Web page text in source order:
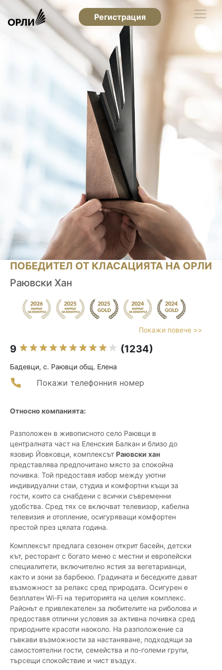
Регистрация
ПОБЕДИТЕЛ ОТ КЛАСАЦИЯТА НА ОРЛИ
Раювски Хан
Покажи повече >>
9 (1234)
Бадевци, с. Раювци общ. Елена
Покажи телефонния номер
Относно компанията:
Разположен в живописното село Раювци в
централната част на Еленския Балкан и близо до
язовир Йовковци, комплексът Раювски хан
представлява предпочитано място за спокойна
почивка. Той предоставя избор между уютни
индивидуални стаи, студиа и комфортни къщи за
гости, които са снабдени с всички съвременни
удобства. Сред тях се включват телевизор, кабелна
телевизия и отопление, осигуряващи комфортен
престой през цялата година.
Комплексът предлага сезонен открит басейн, детски
кът, ресторант с богато меню с местни и европейски
специалитети, включително ястия за вегетарианци,
както и зони за барбекю. Градината и беседките дават
възможност за релакс сред природата. Осигурен е
безплатен Wi-Fi на територията на целия комплекс.
Районът е привлекателен за любителите на риболова и
предоставя отлични условия за активна почивка сред
природните красоти наоколо. На разположение са
гъвкави възможности за настаняване, подходящи за
самостоятелни гости, семейства и по-големи групи,
търсещи спокойствие и чист въздух.